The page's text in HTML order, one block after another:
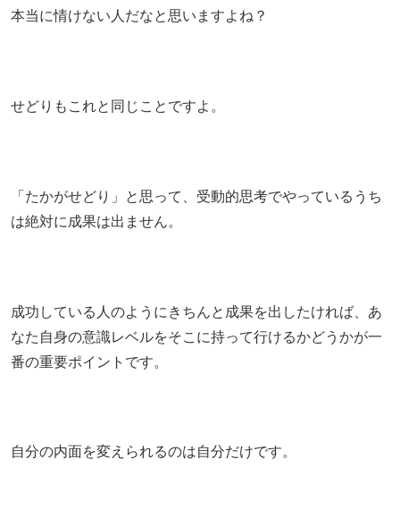
本当に情けない人だなと思いますよね？
せどりもこれと同じことですよ。
「たかがせどり」と思って、受動的思考でやっているうち
は絶対に成果は出ません。
成功している人のようにきちんと成果を出したければ、あ
なた自身の意識レベルをそこに持って行けるかどうかが一
番の重要ポイントです。
自分の内面を変えられるのは自分だけです。